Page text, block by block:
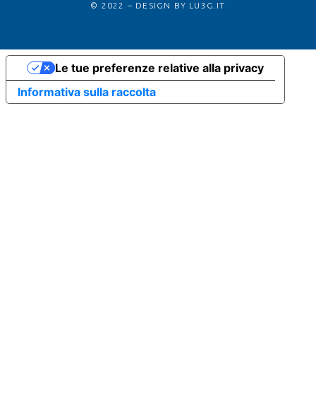
© 2022 – DESIGN BY LU3G.IT
Informativa sulla raccolta
Le tue preferenze relative alla privacy